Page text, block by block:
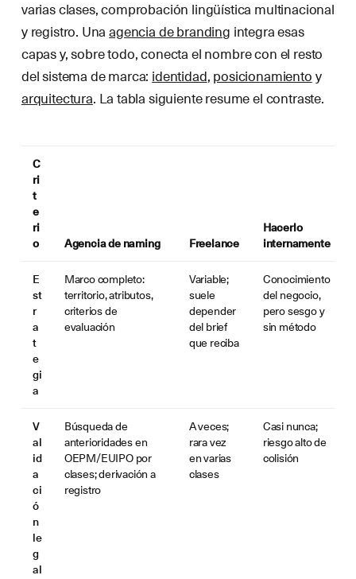
varias clases, comprobación lingüística multinacional
y registro. Unaagencia de branding integra esas
capas y, sobre todo, conecta el nombre con el resto
del sistema de marca: identidad,posicionamientoy
arquitectura. La tabla siguiente resume el contraste.
C
ri
t
e
ri
o
Agencia de naming Freelance
Hacerlo
internamente
E
st
r
a
t
e
gi
a
Marco completo:
territorio, atributos,
criterios de
evaluación
Variable;
suele
depender
del brief
que reciba
Conocimiento
del negocio,
pero sesgo y
sin método
V
al
id
a
ci
ó
n
le
g
al
Búsqueda de
anterioridades en
OEPM/EUIPO por
clases; derivación a
registro
A veces;
rara vez
en varias
clases
Casi nunca;
riesgo alto de
colisión